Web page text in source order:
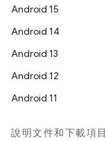
Android 15
Android 14
Android 13
Android 12
Android 11
說明文件和下載項目